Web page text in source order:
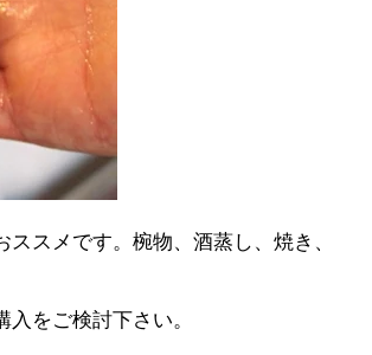
スメです。椀物、酒蒸し、焼き、
をご検討下さい。